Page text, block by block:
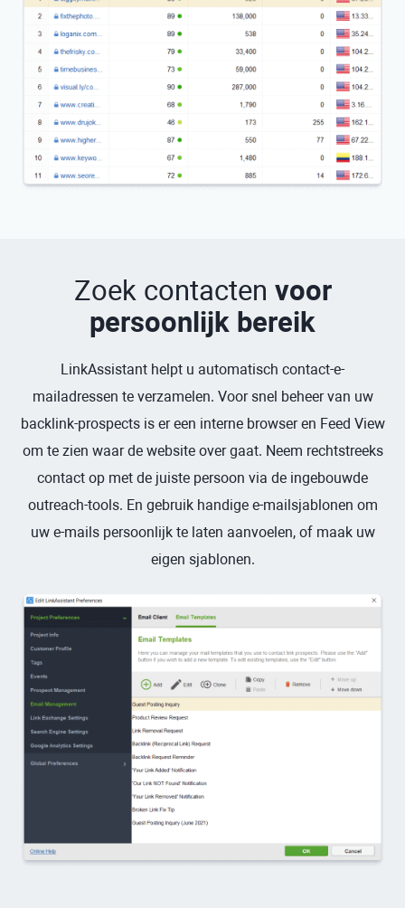
Zoek contacten voor
persoonlijk bereik
LinkAssistant helpt u automatisch contact-e-
mailadressen te verzamelen. Voor snel beheer van uw
backlink-prospects is er een interne browser en Feed View
om te zien waar de website over gaat. Neem rechtstreeks
contact op met de juiste persoon via de ingebouwde
outreach-tools. En gebruik handige e-mailsjablonen om
uw e-mails persoonlijk te laten aanvoelen, of maak uw
eigen sjablonen.